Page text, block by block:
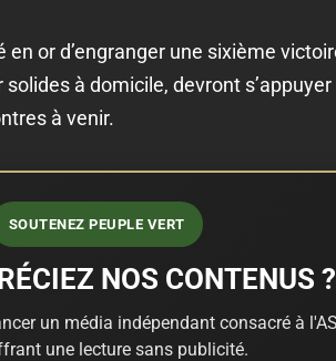
en or d’engranger une sixième
à domicile, devront
à venir.
SOUTENEZ PEUPLE VERT
NOS CONTENUS ?
un média indépendant consacré à
une lecture sans publicité.